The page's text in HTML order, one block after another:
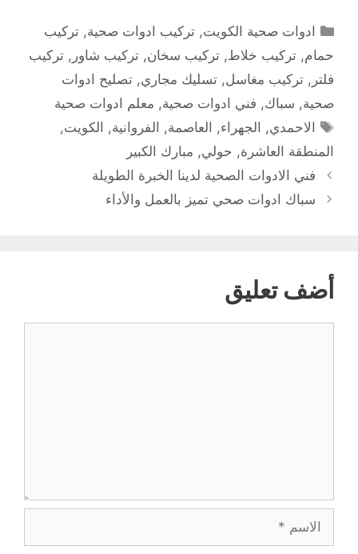
التصنيفات
ادوات صحية الكويت,تركيب ادوات صحية,تركيب
حمام, تركيب خلاط, تركيب سخان, تركيب شاور , تركيب
فلتر , تركيب مغاسل, تسليك مجاري, تصليح ادوات
صحية, سباك, فني ادوات صحية, معلم ادوات صحية
الوسوم
الاحمدي, الجهراء, العاصمة, الفروانية, الكويت,
المنطقة العاشرة, حولي, مبارك الكبير
فني الادوات الصحية لدينا الخبرة الطويلة
سباك ادوات صحي تميز بالعمل والأداء
أضف تعليق
الاسم